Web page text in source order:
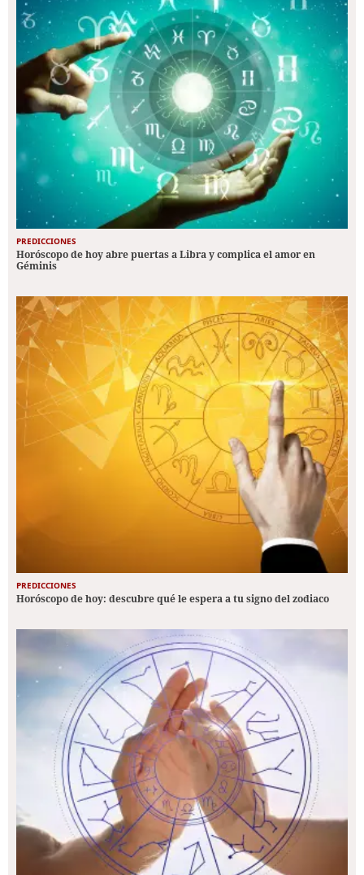
PREDICCIONES
Horóscopo de hoy abre puertas a Libra y complica el amor en
Géminis
PREDICCIONES
Horóscopo de hoy: descubre qué le espera a tu signo del zodiaco